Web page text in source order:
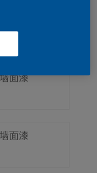
面漆
面漆
面漆